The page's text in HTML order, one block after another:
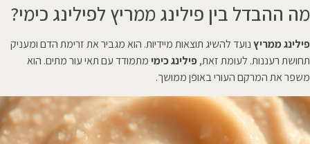
מה ההבדל בין פילינג ממריץ לפילינג כימי?
פילינג ממריץנועד להשיג תוצאות מיידיות. הוא מגביר את זרימת הדם ומעניק
תחושת רעננות. לעומת זאת,פילינג כימי מתמודד עם תאי עור מתים. הוא
משפר את המרקם העורי באופן ממושך.